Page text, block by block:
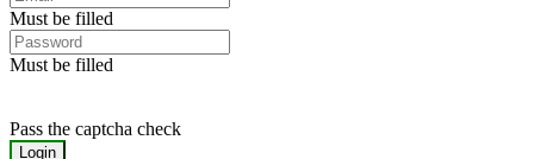
Must be filled
Must be filled
Pass the captcha check